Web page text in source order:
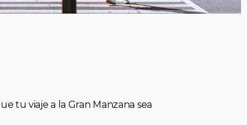
tu viaje a la Gran Manzana sea